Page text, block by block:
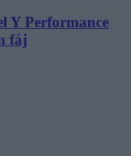
Y Performance
fáj